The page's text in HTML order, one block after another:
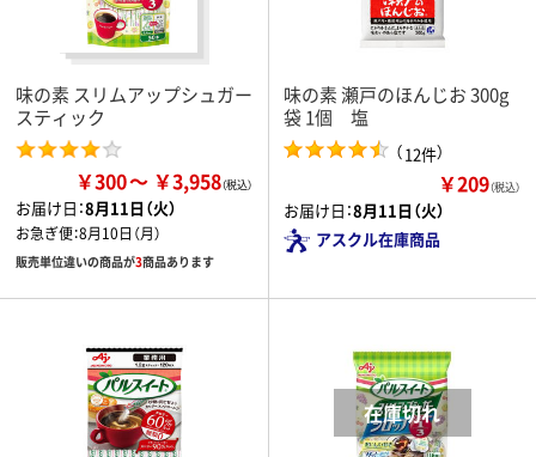
味の素 スリムアップシュガー
スティック
￥300 ￥3,958
お届け日：8月11日（火）
お急ぎ便：8月10日（月）
販売単位違いの商品が3商品あります
味の素 瀬戸のほんじお 300g
袋 1個 塩
（12件）
￥209（税込）
お届け日：8月11日（火）
アスクル在庫商品